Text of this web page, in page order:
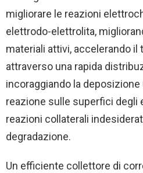
migliorare le reazioni
elettrodo-elettrolita,
materiali attivi, accelerando il
attraverso una rapida
incoraggiando la
reazione sulle superfici degli
reazioni collaterali
degradazione.
Un efficiente collettore di